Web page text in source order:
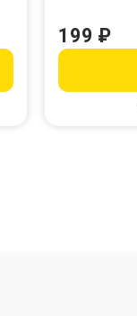
199 ₽